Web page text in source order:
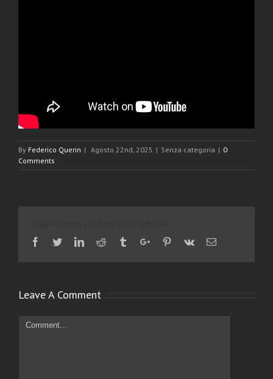
By Federico Querin | Agosto 22nd, 2025 | Senza categoria | 0
Comments
Facebook
TwitterLinkedinReddit TumblrGoogle+Pinterest
Vk Email
Leave A Comment
Comment